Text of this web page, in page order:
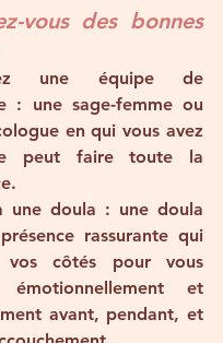
vous des bonnes
une équipe de
: une sage-femme ou
en qui vous avez
peut faire toute la
une doula : une doula
rassurante qui
côtés pour vous
émotionnellement et
avant, pendant, et